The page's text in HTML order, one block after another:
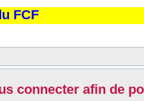
FCF
connecter afin de